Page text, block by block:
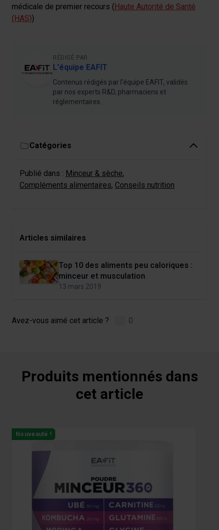
médicale de premier recours (Haute Autorité de Santé
(HAS))
RÉDIGÉ PAR
L'équipe EAFIT
Contenus rédigés par l'équipe EAFIT, validés
par nos experts R&D, pharmaciens et
réglementaires.
Catégories
Publié dans : Minceur & sèche,
Compléments alimentaires, Conseils nutrition
Articles similaires
Top 10 des aliments peu caloriques :
minceur et musculation
13 mars 2019
Avez-vous aimé cet article ? 0
Produits mentionnés dans
cet article
Navigating through the elements of the carousel is
Press to skip carousel
Press to go to carousel navigation
Nouveauté !